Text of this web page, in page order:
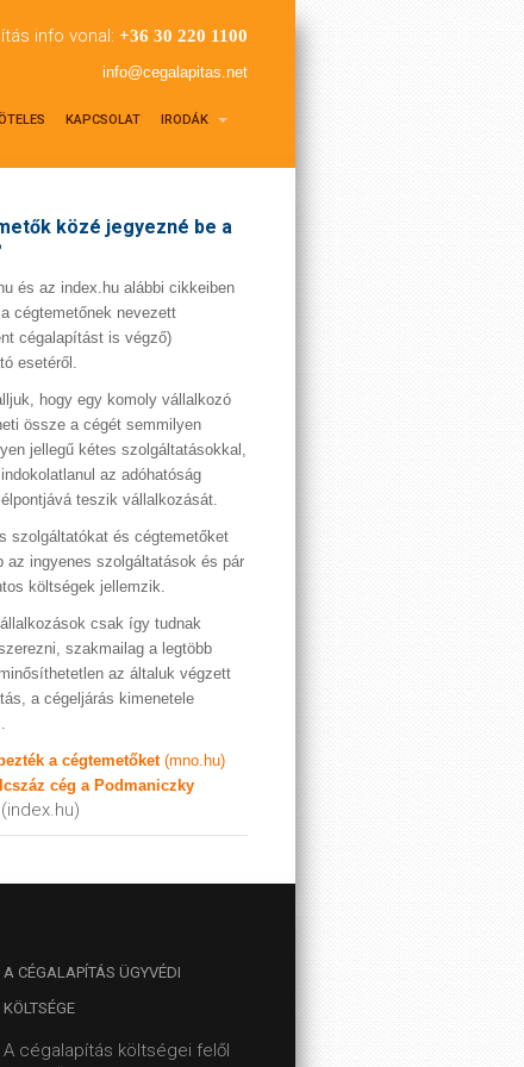
info vonal: +36 30 220 1100
info@cegalapitas.net
KAPCSOLAT IRODÁK
közé jegyezné be a
és az index.hu alábbi cikkeiben
cégtemetőnek nevezett
cégalapítást is végző)
esetéről.
hogy egy komoly vállalkozó
össze a cégét semmilyen
jellegű kétes szolgáltatásokkal,
az adóhatóság
teszik vállalkozását.
szolgáltatókat és cégtemetőket
az ingyenes szolgáltatások és pár
költségek jellemzik.
csak így tudnak
szakmailag a legtöbb
az általuk végzett
a cégeljárás kimenetele
a cégtemetőket(mno.hu)
cég a Podmaniczky
(index.hu)
A CÉGALAPÍTÁS ÜGYVÉDI
KÖLTSÉGE
A cégalapítás költségei felől